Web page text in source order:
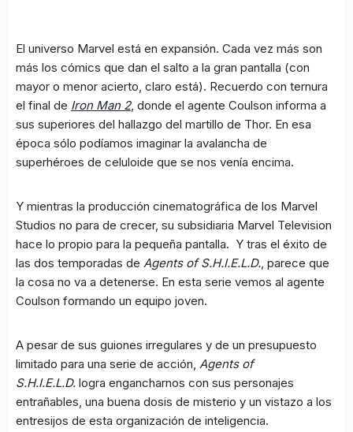
El universo Marvel está en expansión. Cada vez más son
más los cómics que dan el salto a la gran pantalla (con
mayor o menor acierto, claro está). Recuerdo con ternura
el final de Iron Man 2, donde el agente Coulson informa a
sus superiores del hallazgo del martillo de Thor. En esa
época sólo podíamos imaginar la avalancha de
superhéroes de celuloide que se nos venía encima.
Y mientras la producción cinematográfica de los Marvel
Studios no para de crecer, su subsidiaria Marvel Television
hace lo propio para la pequeña pantalla. Y tras el éxito de
las dos temporadas de Agents of S.H.I.E.L.D., parece que
la cosa no va a detenerse. En esta serie vemos al agente
Coulson formando un equipo joven.
A pesar de sus guiones irregulares y de un presupuesto
limitado para una serie de acción, Agents of
S.H.I.E.L.D. logra engancharnos con sus personajes
entrañables, una buena dosis de misterio y un vistazo a los
entresijos de esta organización de inteligencia.